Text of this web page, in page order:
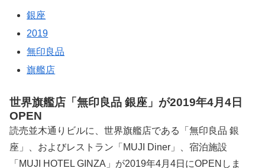
銀座
2019
無印良品
旗艦店
世界旗艦店「無印良品 銀座」が2019年4月4日
OPEN
読売並木通りビルに、世界旗艦店である「無印良品 銀
座」、およびレストラン「MUJI Diner」、宿泊施設
「MUJI HOTEL GINZA」が2019年4月4日にOPENしま